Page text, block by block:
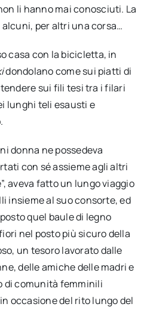
li hanno mai conosciuti. La
per altri una corsa…
casa con la bicicletta, in
dondolano come sui piatti di
sui fili tesi tra i filari
lunghi teli esausti e
donna ne possedeva
con sé assieme agli altri
aveva fatto un lungo viaggio
insieme al suo consorte, ed
quel baule di legno
nel posto più sicuro della
un tesoro lavorato dalle
delle amiche delle madri e
di comunità femminili
occasione del rito lungo del